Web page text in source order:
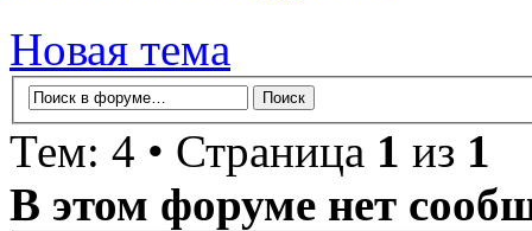
Новая тема
Тем: 4 • Страница 1 из 1
В этом форуме нет